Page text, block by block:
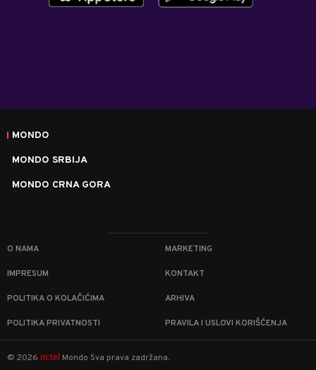
MONDO
MONDO SRBIJA
MONDO CRNA GORA
O NAMA MARKETING
IMPRESUM KONTAKT
POLITIKA O KOLAČIĆIMA ARHIVA
POLITIKA PRIVATNOSTI PRAVILA I USLOVI KORIŠĆENJA
© 2026 m:tel Mondo Sva prava zadržana.